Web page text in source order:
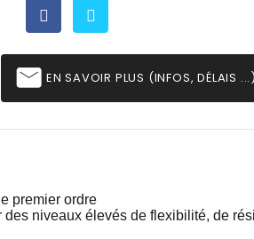
email EN SAVOIR PLUS (INFOS, DÉLAIS ...)
premier ordre
niveaux élevés de flexibilité, de